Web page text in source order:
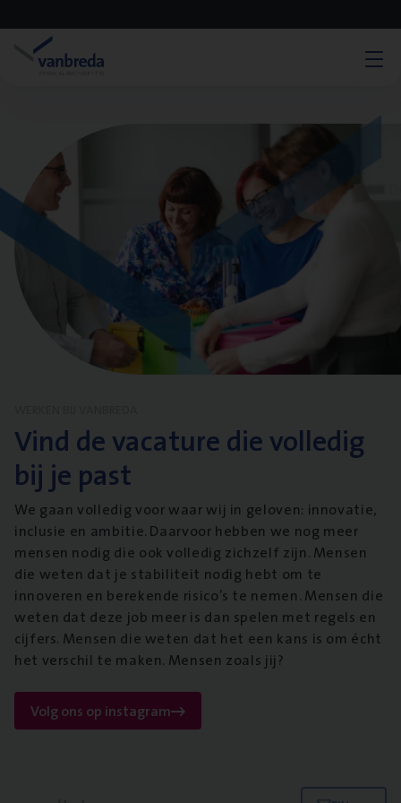
Vind de vacature die volledig
bij je past
We gaan volledig voor waar wij in geloven: innovatie,
inclusie en ambitie. Daarvoor hebben we nog meer
mensen nodig die ook volledig zichzelf zijn. Mensen
die weten dat je stabiliteit nodig hebt om te
innoveren en berekende risico’s te nemen. Mensen die
weten dat deze job meer is dan spelen met regels en
cijfers. Mensen die weten dat het een kans is om écht
het verschil te maken. Mensen zoals jij?
Volg ons op instagram